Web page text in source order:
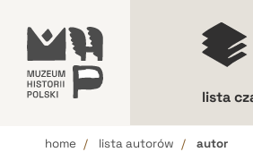
lista
home lista autorów autor